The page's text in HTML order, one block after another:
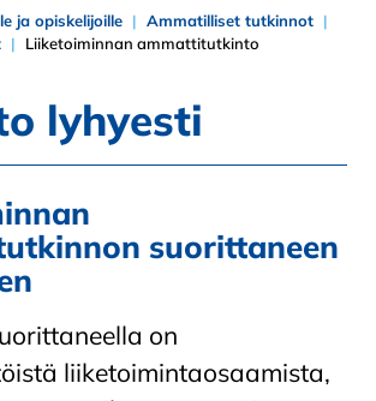
ja opiskelijoille
Ammatilliset tutkinnot
Liiketoiminnan ammattitutkinto
lyhyesti
suorittaneen
on
liiketoimintaosaamista,